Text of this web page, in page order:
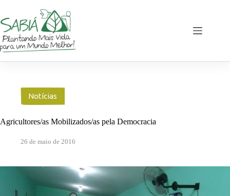
o
conteúdo
Notícias
Agricultores/as Mobilizados/as pela Democracia
26 de maio de 2016